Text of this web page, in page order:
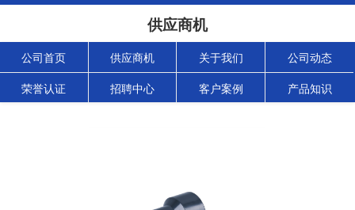
供应商机
公司首页 供应商机 关于我们 公司动态
荣誉认证 招聘中心 客户案例 产品知识